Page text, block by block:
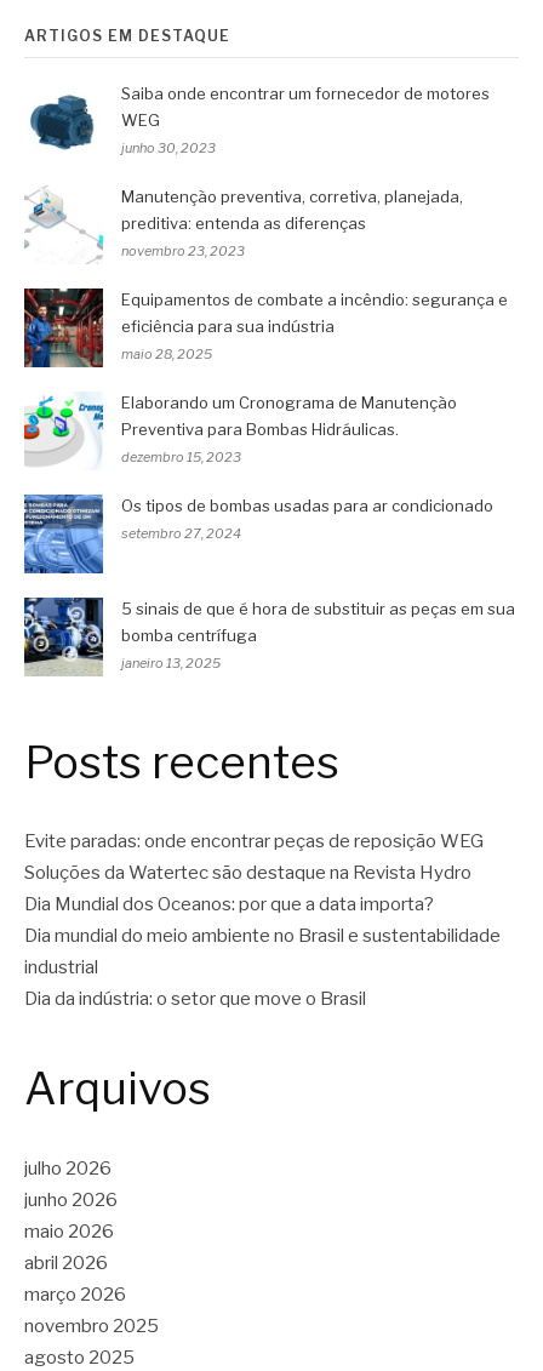
ARTIGOS EM DESTAQUE
Saiba onde encontrar um fornecedor de motores
WEG
junho 30, 2023
Manutenção preventiva, corretiva, planejada,
preditiva: entenda as diferenças
novembro 23, 2023
Equipamentos de combate a incêndio: segurança e
eficiência para sua indústria
maio 28, 2025
Elaborando um Cronograma de Manutenção
Preventiva para Bombas Hidráulicas.
dezembro 15, 2023
Os tipos de bombas usadas para ar condicionado
setembro 27, 2024
5 sinais de que é hora de substituir as peças em sua
bomba centrífuga
janeiro 13, 2025
Posts recentes
Evite paradas: onde encontrar peças de reposição WEG
Soluções da Watertec são destaque na Revista Hydro
Dia Mundial dos Oceanos: por que a data importa?
Dia mundial do meio ambiente no Brasil e sustentabilidade
industrial
Dia da indústria: o setor que move o Brasil
Arquivos
julho 2026
junho 2026
maio 2026
abril 2026
março 2026
novembro 2025
agosto 2025